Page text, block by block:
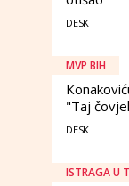
DESK
MVP BIH
"Taj
DESK
ISTRAGA U